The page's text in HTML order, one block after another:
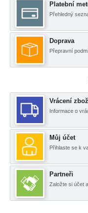
Platební
Přehledný
Doprava
Přepravní
Vrácení
Informace o
Můj účet
Přihlaste se k
Partneři
Založte si účet